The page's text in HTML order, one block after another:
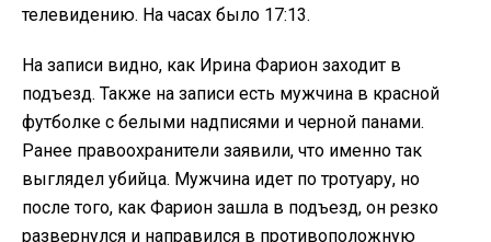
телевидению. На часах было 17:13.
На записи видно, как Ирина Фарион заходит в
подъезд. Также на записи есть мужчина в красной
футболке с белыми надписями и черной панами.
Ранее правоохранители заявили, что именно так
выглядел убийца. Мужчина идет по тротуару, но
после того, как Фарион зашла в подъезд, он резко
развернулся и направился в противоположную